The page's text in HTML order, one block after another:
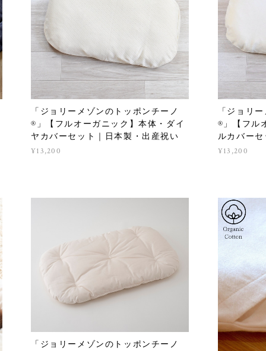
「ジョリーメゾンのトッポンチーノ
®」【フルオーガニック】本体・ダイ
ヤカバーセット｜日本製・出産祝い
¥13,200
「ジョリ
®」【フル
ルカバー
¥13,200
「ジョリーメゾンのトッポンチーノ